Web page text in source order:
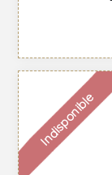
Indisponible